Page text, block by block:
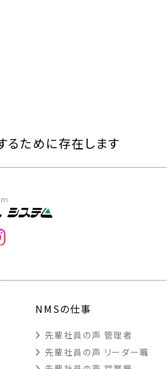
るために存在します
NMSの仕事
先輩社員の声 管理者
先輩社員の声 リーダー職